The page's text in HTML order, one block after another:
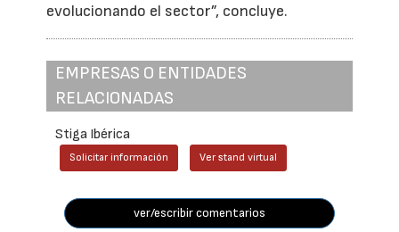
evolucionando el sector”, concluye.
EMPRESAS O ENTIDADES
RELACIONADAS
Stiga Ibérica
Solicitar información Ver stand virtual
ver/escribir comentarios